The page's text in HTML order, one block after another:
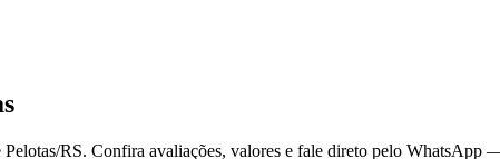
RS. Confira avaliações, valores e fale direto pelo WhatsApp